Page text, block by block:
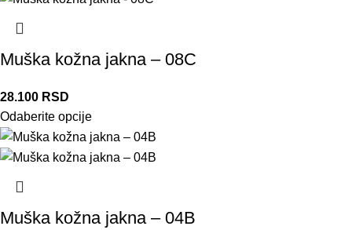
Muška kožna jakna – 08C
28.100 RSD
Odaberite opcije
Muška kožna jakna – 04B